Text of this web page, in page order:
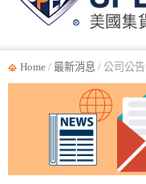
Home / 最新消息 / 公司公告